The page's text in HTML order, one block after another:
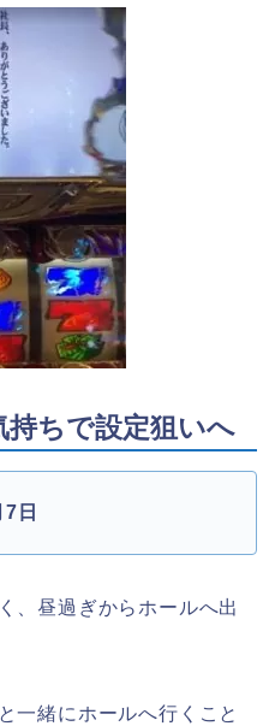
ちで設定狙いへ
日
、昼過ぎからホールへ出
一緒にホールへ行くこと